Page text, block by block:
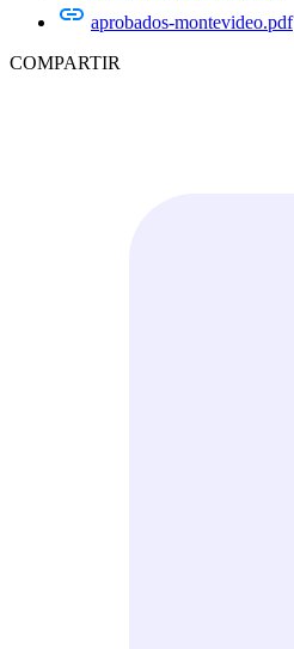
aprobados-montevideo.pdf
COMPARTIR